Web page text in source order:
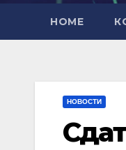
HOME
НОВОСТИ